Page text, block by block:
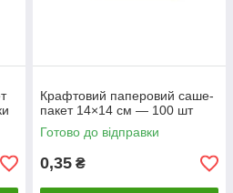
Крафтовий паперовий саше-
пакет 14×14 см — 100 шт
Готово до відправки
0,35 ₴